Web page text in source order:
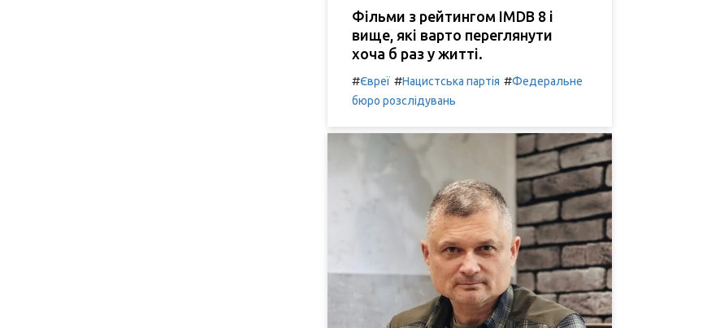
Фільми з рейтингом IMDB 8 і
вище, які варто переглянути
хоча б раз у житті.
#Євреї #Нацистська партія #Федеральне
бюро розслідувань